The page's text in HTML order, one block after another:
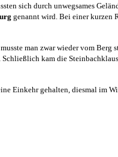
sich durch unwegsames
genannt wird. Bei einer kurzen
man zwar wieder vom
kam die
Einkehr gehalten, diesmal im